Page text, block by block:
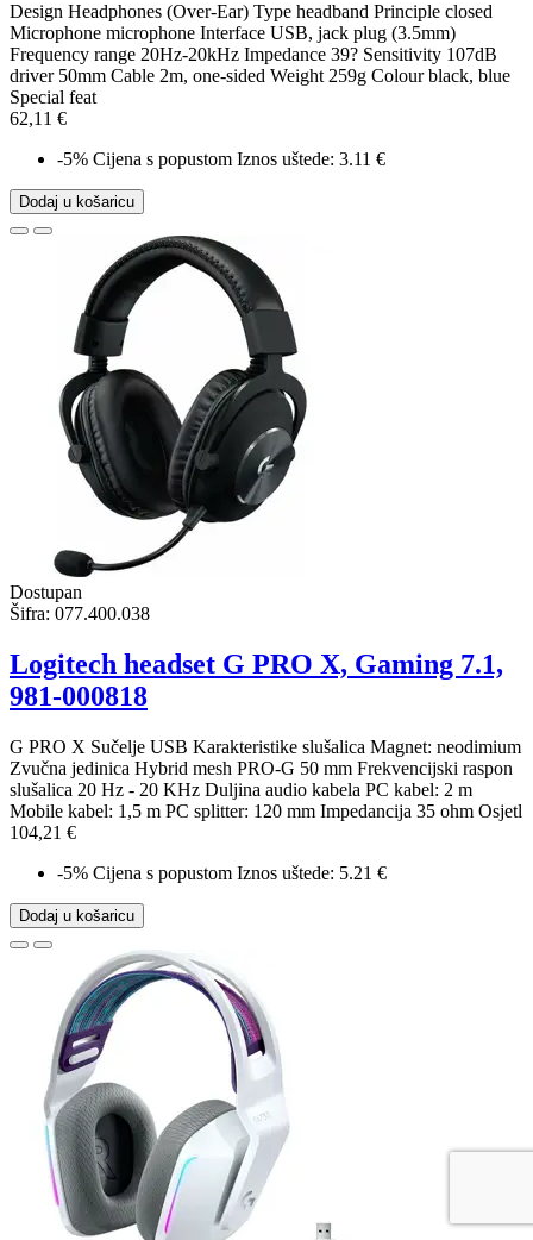
Design Headphones (Over-Ear) Type headband Principle closed
Microphone microphone Interface USB, jack plug (3.5mm)
Frequency range 20Hz-20kHz Impedance 39? Sensitivity 107dB
driver 50mm Cable 2m, one-sided Weight 259g Colour black, blue
Special feat
62,11 €
-5% Cijena s popustom Iznos uštede: 3.11 €
Dodaj u košaricu
Dostupan
Šifra: 077.400.038
Logitech headset G PRO X, Gaming 7.1,
981-000818
G PRO X Sučelje USB Karakteristike slušalica Magnet: neodimium
Zvučna jedinica Hybrid mesh PRO-G 50 mm Frekvencijski raspon
slušalica 20 Hz - 20 KHz Duljina audio kabela PC kabel: 2 m
Mobile kabel: 1,5 m PC splitter: 120 mm Impedancija 35 ohm Osjetl
104,21 €
-5% Cijena s popustom Iznos uštede: 5.21 €
Dodaj u košaricu